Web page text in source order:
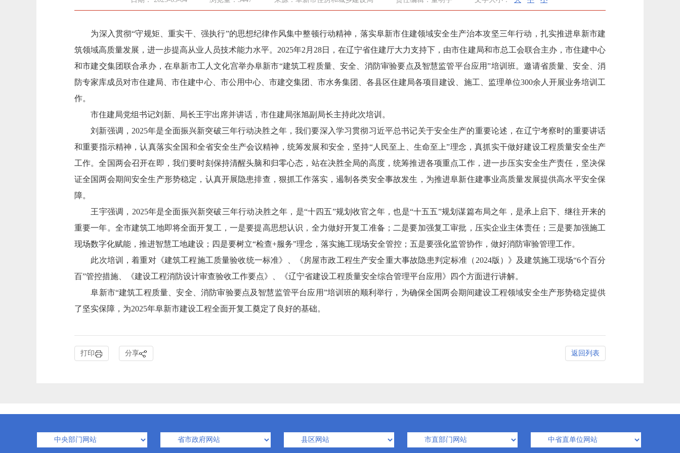
为深入贯彻“守规矩、重实干、强执行”的思想纪律作风集中整顿行动精神，落实阜新市住建领域安全生产治本攻坚三年行动，扎实推进阜新市建
筑领域高质量发展，进一步提高从业人员技术能力水平。2025年2月28日，在辽宁省住建厅大力支持下，由市住建局和市总工会联合主办，市住建中心
和市建交集团联合承办，在阜新市工人文化宫举办阜新市“建筑工程质量、安全、消防审验要点及智慧监管平台应用”培训班。邀请省质量、安全、消
防专家库成员对市住建局、市住建中心、市公用中心、市建交集团、市水务集团、各县区住建局各项目建设、施工、监理单位300余人开展业务培训工
作。
市住建局党组书记刘新、局长王宇出席并讲话，市住建局张旭副局长主持此次培训。
刘新强调，2025年是全面振兴新突破三年行动决胜之年，我们要深入学习贯彻习近平总书记关于安全生产的重要论述，在辽宁考察时的重要讲话
和重要指示精神，认真落实全国和全省安全生产会议精神，统筹发展和安全，坚持“人民至上、生命至上”理念，真抓实干做好建设工程质量安全生产
工作。全国两会召开在即，我们要时刻保持清醒头脑和归零心态，站在决胜全局的高度，统筹推进各项重点工作，进一步压实安全生产责任，坚决保
证全国两会期间安全生产形势稳定，认真开展隐患排查，狠抓工作落实，遏制各类安全事故发生，为推进阜新住建事业高质量发展提供高水平安全保
障。
王宇强调，2025年是全面振兴新突破三年行动决胜之年，是“十四五”规划收官之年，也是“十五五”规划谋篇布局之年，是承上启下、继往开来的
重要一年。全市建筑工地即将全面开复工，一是要提高思想认识，全力做好开复工准备；二是要加强复工审批，压实企业主体责任；三是要加强施工
现场数字化赋能，推进智慧工地建设；四是要树立“检查+服务”理念，落实施工现场安全管控；五是要强化监管协作，做好消防审验管理工作。
此次培训，着重对《建筑工程施工质量验收统一标准》、《房屋市政工程生产安全重大事故隐患判定标准（2024版）》及建筑施工现场“6个百分
百”管控措施、《建设工程消防设计审查验收工作要点》、《辽宁省建设工程质量安全综合管理平台应用》四个方面进行讲解。
阜新市“建筑工程质量、安全、消防审验要点及智慧监管平台应用”培训班的顺利举行，为确保全国两会期间建设工程领域安全生产形势稳定提供
了坚实保障，为2025年阜新市建设工程全面开复工奠定了良好的基础。
打印 分享 返回列表